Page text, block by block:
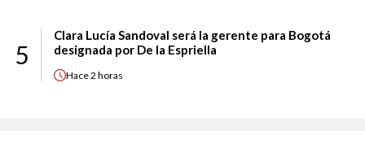
5
Clara Lucía Sandoval será la gerente para Bogotá
designada por De la Espriella
Hace2 horas